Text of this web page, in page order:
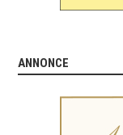
ANNONCE